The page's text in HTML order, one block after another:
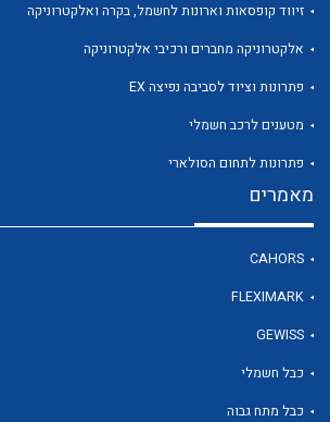
זיווד קופסאות וארונות לחשמל, בקרה ואלקטרוניקה
אלקטרוניקה מחברים ורכיבי אלקטרוניקה
פתרונות וציוד לסביבה נפיצה EX
מטענים לרכב חשמלי
פתרונות לתחום הסולארי
מאמרים
CAHORS
FLEXIMARK
GEWISS
כבל חשמלי
כבל מתח גבוה